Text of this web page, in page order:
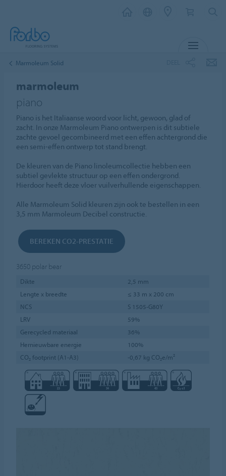
Marmoleum Solid
marmoleum
piano
Piano is het Italiaanse woord voor licht, gewoon, glad of
zacht. In onze Marmoleum Piano ontwerpen is dit subtiele
zachte gevoel gecombineerd met een effen achtergrond die
een semi-effen ontwerp tot stand brengt.
De kleuren van de Piano linoleumcollectie hebben een
subtiel gevlekte structuur op een effen ondergrond.
Hierdoor heeft deze vloer vuilverhullende eigenschappen.
Alle Marmoleum Solid kleuren zijn ook te bestellen in een
3,5 mm Marmoleum Decibel constructie.
BEREKEN CO2-PRESTATIE
3650 polar bear
Dikte
2,5 mm
Lengte x breedte
≤ 33 m x 200 cm
NCS
S 1505-G80Y
LRV
59%
Gerecycled materiaal
36%
Hernieuwbare energie
100%
CO₂ footprint (A1-A3)
-0,67 kg CO₂e/m²